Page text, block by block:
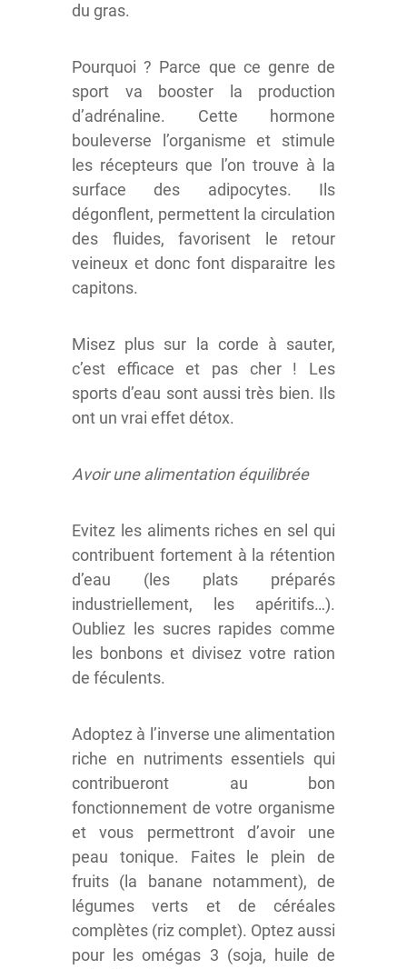
du gras.
Pourquoi ? Parce que ce genre de
sport va booster la production
d’adrénaline. Cette hormone
bouleverse l’organisme et stimule
les récepteurs que l’on trouve à la
surface des adipocytes. Ils
dégonflent, permettent la circulation
des fluides, favorisent le retour
veineux et donc font disparaitre les
capitons.
Misez plus sur la corde à sauter,
c’est efficace et pas cher ! Les
sports d’eau sont aussi très bien. Ils
ont un vrai effet détox.
Avoir une alimentation équilibrée
Evitez les aliments riches en sel qui
contribuent fortement à la rétention
d’eau (les plats préparés
industriellement, les apéritifs…).
Oubliez les sucres rapides comme
les bonbons et divisez votre ration
de féculents.
Adoptez à l’inverse une alimentation
riche en nutriments essentiels qui
contribueront au bon
fonctionnement de votre organisme
et vous permettront d’avoir une
peau tonique. Faites le plein de
fruits (la banane notamment), de
légumes verts et de céréales
complètes (riz complet). Optez aussi
pour les omégas 3 (soja, huile de